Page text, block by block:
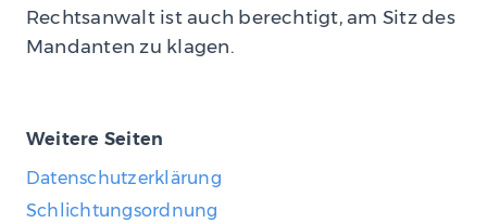
Rechtsanwalt ist auch berechtigt, am Sitz des
Mandanten zu klagen.
Weitere Seiten
Datenschutzerklärung
Schlichtungsordnung